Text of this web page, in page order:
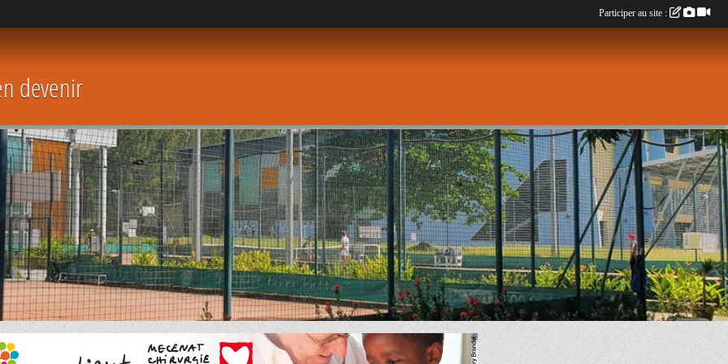
devenir
Participer au site :